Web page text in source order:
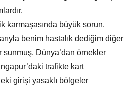
karmaşasında büyük sorun.
benim hastalık dediğim diğer
sunmuş. Dünya’dan örnekler
trafikte kart
girişi yasaklı bölgeler